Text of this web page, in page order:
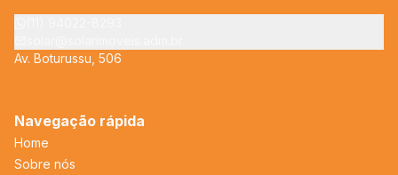
Av. Boturussu, 506
Navegação rápida
Home
Sobre nós